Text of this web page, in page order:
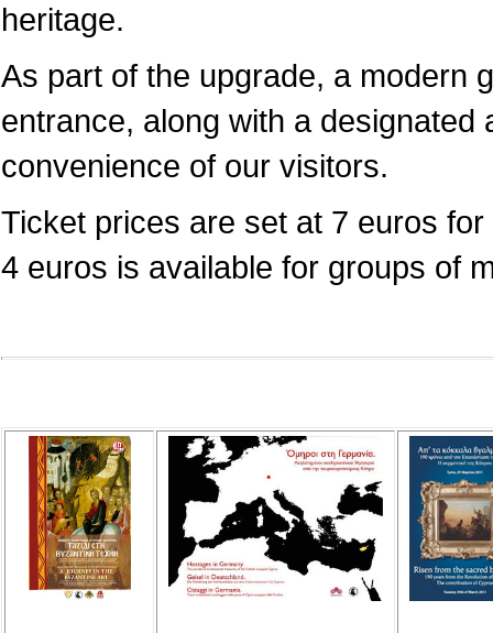
heritage.
As part of the upgrade, a modern
entrance, along with a
convenience of our visitors.
Ticket prices are set at 7 euros
4 euros is available for groups of